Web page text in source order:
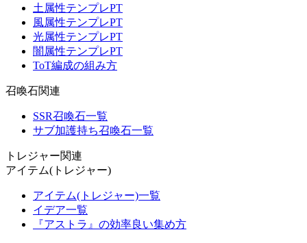
土属性テンプレPT
風属性テンプレPT
光属性テンプレPT
闇属性テンプレPT
ToT編成の組み方
召喚石関連
SSR召喚石一覧
サブ加護持ち召喚石一覧
トレジャー関連
アイテム(トレジャー)
アイテム(トレジャー)一覧
イデア一覧
『アストラ』の効率良い集め方